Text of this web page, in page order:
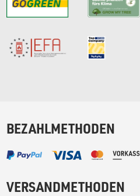
BEZAHLMETHODEN
VERSANDMETHODEN